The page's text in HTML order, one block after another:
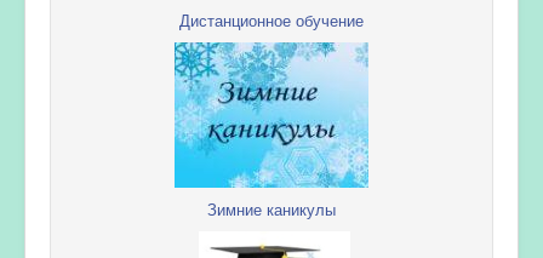
Дистанционное обучение
Зимние каникулы